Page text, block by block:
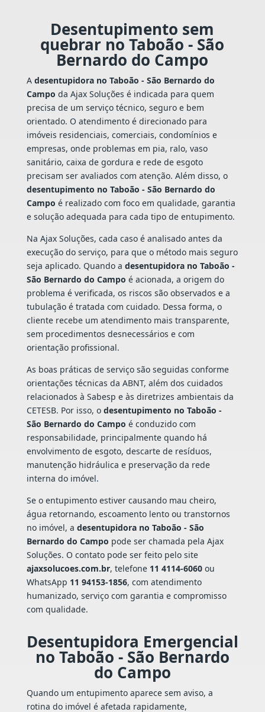
Desentupimento sem
quebrar no Taboão - São
Bernardo do Campo
A desentupidora no Taboão - São Bernardo do
Campo da Ajax Soluções é indicada para quem
precisa de um serviço técnico, seguro e bem
orientado. O atendimento é direcionado para
imóveis residenciais, comerciais, condomínios e
empresas, onde problemas em pia, ralo, vaso
sanitário, caixa de gordura e rede de esgoto
precisam ser avaliados com atenção. Além disso, o
desentupimento no Taboão - São Bernardo do
Campo é realizado com foco em qualidade, garantia
e solução adequada para cada tipo de entupimento.
Na Ajax Soluções, cada caso é analisado antes da
execução do serviço, para que o método mais seguro
seja aplicado. Quando a desentupidora no Taboão -
São Bernardo do Campo é acionada, a origem do
problema é verificada, os riscos são observados e a
tubulação é tratada com cuidado. Dessa forma, o
cliente recebe um atendimento mais transparente,
sem procedimentos desnecessários e com
orientação profissional.
As boas práticas de serviço são seguidas conforme
orientações técnicas da ABNT, além dos cuidados
relacionados à Sabesp e às diretrizes ambientais da
CETESB. Por isso, o desentupimento no Taboão -
São Bernardo do Campo é conduzido com
responsabilidade, principalmente quando há
envolvimento de esgoto, descarte de resíduos,
manutenção hidráulica e preservação da rede
interna do imóvel.
Se o entupimento estiver causando mau cheiro,
água retornando, escoamento lento ou transtornos
no imóvel, a desentupidora no Taboão - São
Bernardo do Campo pode ser chamada pela Ajax
Soluções. O contato pode ser feito pelo site
ajaxsolucoes.com.br, telefone 11 4114-6060ou
WhatsApp 11 94153-1856, com atendimento
humanizado, serviço com garantia e compromisso
com qualidade.
Desentupidora Emergencial
no Taboão - São Bernardo
do Campo
Quando um entupimento aparece sem aviso, a
rotina do imóvel é afetada rapidamente,